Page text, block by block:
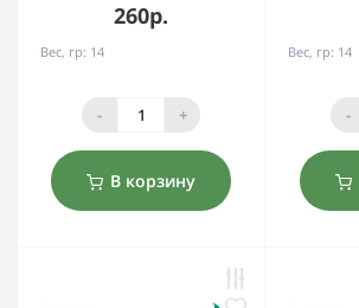
260р.
Вес, гр: 14
- +
В корзину
Вес, гр: 14
-